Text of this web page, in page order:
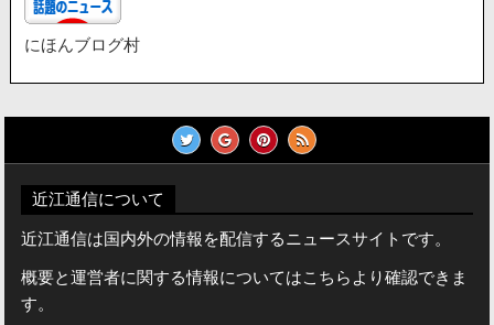
にほんブログ村
近江通信について
近江通信は国内外の情報を配信するニュースサイトです。
概要と運営者に関する情報についてはこちらより確認できま
す。